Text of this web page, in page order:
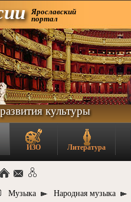
Ярославский
портал
культуры
ИЗО Литература
Музыка Народная музыка